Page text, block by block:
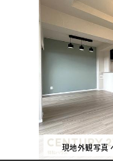
現地外観写真